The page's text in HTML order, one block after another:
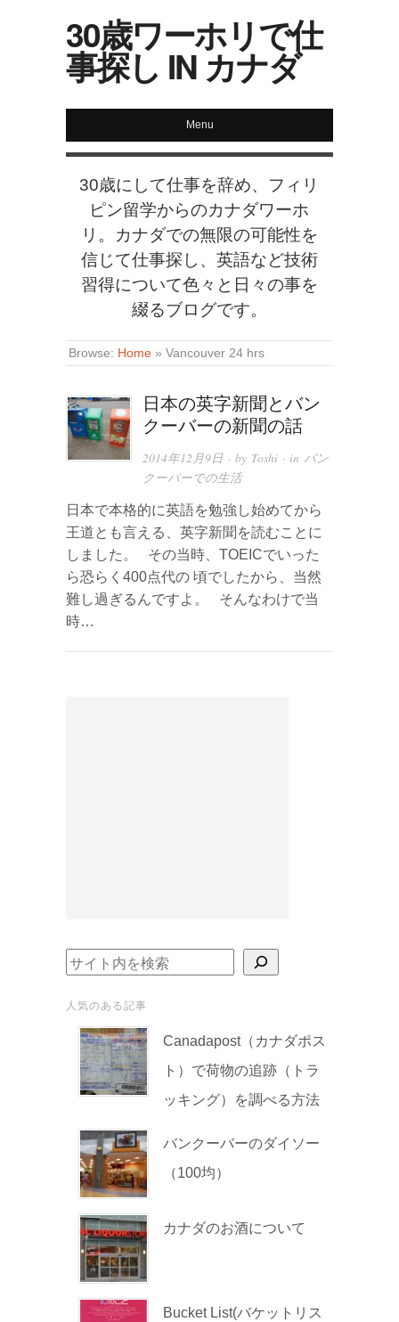
30歳ワーホリで仕
事探し IN カナダ
Menu
30歳にして仕事を辞め、フィリ
ピン留学からのカナダワーホ
リ。カナダでの無限の可能性を
信じて仕事探し、英語など技術
習得について色々と日々の事を
綴るブログです。
Browse: Home » Vancouver 24 hrs
日本の英字新聞とバン
クーバーの新聞の話
2014年12月9日 · by Toshi · inバン
クーバーでの生活
日本で本格的に英語を勉強し始めてから
王道とも言える、英字新聞を読むことに
しました。 その当時、TOEICでいった
ら恐らく400点代の 頃でしたから、当然
難し過ぎるんですよ。 そんなわけで当
時…
検索
人気のある記事
Canadapost（カナダポス
ト）で荷物の追跡（トラ
ッキング）を調べる方法
バンクーバーのダイソー
（100均）
カナダのお酒について
Bucket List(バケットリス